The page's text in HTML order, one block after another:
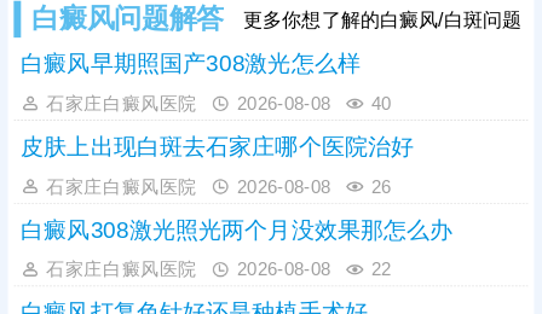
白癜风问题解答 更多你想了解的白癜风/白斑问题
白癜风早期照国产308激光怎么样
石家庄白癜风医院 2026-08-08 40
皮肤上出现白斑去石家庄哪个医院治好
石家庄白癜风医院 2026-08-08 26
白癜风308激光照光两个月没效果那怎么办
石家庄白癜风医院 2026-08-08 22